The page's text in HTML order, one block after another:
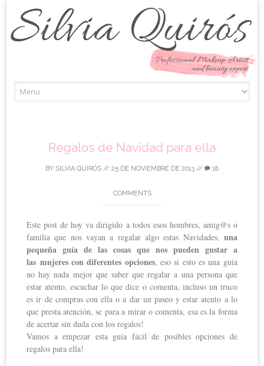
Regalos de Navidad para ella
BY SILVIA QUIRÓS // 25 DE NOVIEMBRE DE 2013 // 18
COMMENTS
Este post de hoy va dirigido a todos esos hombres, amig@s o
familia que nos vayan a regalar algo estas Navidades, una
pequeña guía de las cosas que nos pueden gustar a
las mujeres con diferentes opciones, eso si esto es una guía
no hay nada mejor que saber que regalar a una persona que
estar atento, escuchar lo que dice o comenta, incluso un truco
es ir de compras con ella o a dar un paseo y estar atento a lo
que presta atención, se para a mirar o comenta, esa es la forma
de acertar sin duda con los regalos!
Vamos a empezar esta guía fácil de posibles opciones de
regalos para ella!